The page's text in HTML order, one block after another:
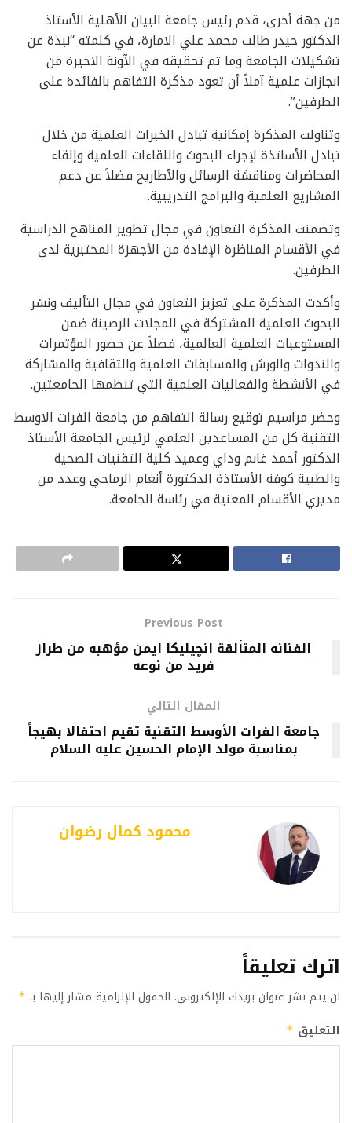
من جهة أخرى، قدم رئيس جامعة البيان الأهلية الأستاذ
الدكتور حيدر طالب محمد علي الامارة، في كلمته “نبذة عن
تشكيلات الجامعة وما تم تحقيقه في الآونة الاخيرة من
انجازات علمية آملاً أن تعود مذكرة التفاهم بالفائدة على
الطرفين”.
وتناولت المذكرة إمكانية تبادل الخبرات العلمية من خلال
تبادل الأساتذة لإجراء البحوث واللقاءات العلمية وإلقاء
المحاضرات ومناقشة الرسائل والأطاريح فضلاً عن دعم
المشاريع العلمية والبرامج التدريبية.
وتضمنت المذكرة التعاون في مجال تطوير المناهج الدراسية
في الأقسام المناظرة الإفادة من الأجهزة المختبرية لدى
الطرفين.
وأكدت المذكرة على تعزيز التعاون في مجال التأليف ونشر
البحوث العلمية المشتركة في المجلات الرصينة ضمن
المستوعبات العلمية العالمية، فضلاً عن حضور المؤتمرات
والندوات والورش والمسابقات العلمية والثقافية والمشاركة
في الأنشطة والفعاليات العلمية التي تنظمها الجامعتين.
وحضر مراسيم توقيع رسالة التفاهم من جامعة الفرات الاوسط
التقنية كل من المساعدين العلمي لرئيس الجامعة الأستاذ
الدكتور أحمد غانم وداي وعميد كلية التقنيات الصحية
والطبية كوفة الأستاذة الدكتورة أنغام الرماحي وعدد من
مديري الأقسام المعنية في رئاسة الجامعة.
Previous Post
الفنانه المتألقة انچيليكا ايمن مؤهبه من طراز
فريد من نوعه
المقال التالي
جامعة الفرات الأوسط التقنية تقيم احتفالا بهيجاً
بمناسبة مولد الإمام الحسين عليه السلام
محمود كمال رضوان
اترك تعليقاً
لن يتم نشر عنوان بريدك الإلكتروني. الحقول الإلزامية مشار إليها بـ *
التعليق *